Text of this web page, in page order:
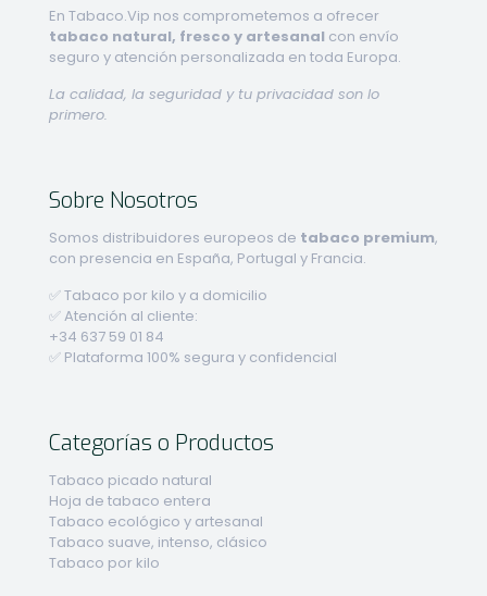
En Tabaco.Vip nos comprometemos a ofrecer
tabaco natural, fresco y artesanal con envío
seguro y atención personalizada en toda Europa.
La calidad, la seguridad y tu privacidad son lo
primero.
Sobre Nosotros
Somos distribuidores europeos de tabaco premium,
con presencia en España, Portugal y Francia.
✅ Tabaco por kilo y a domicilio
✅ Atención al cliente:
+34 637 59 01 84
✅ Plataforma 100% segura y confidencial
Categorías o Productos
Tabaco picado natural
Hoja de tabaco entera
Tabaco ecológico y artesanal
Tabaco suave, intenso, clásico
Tabaco por kilo